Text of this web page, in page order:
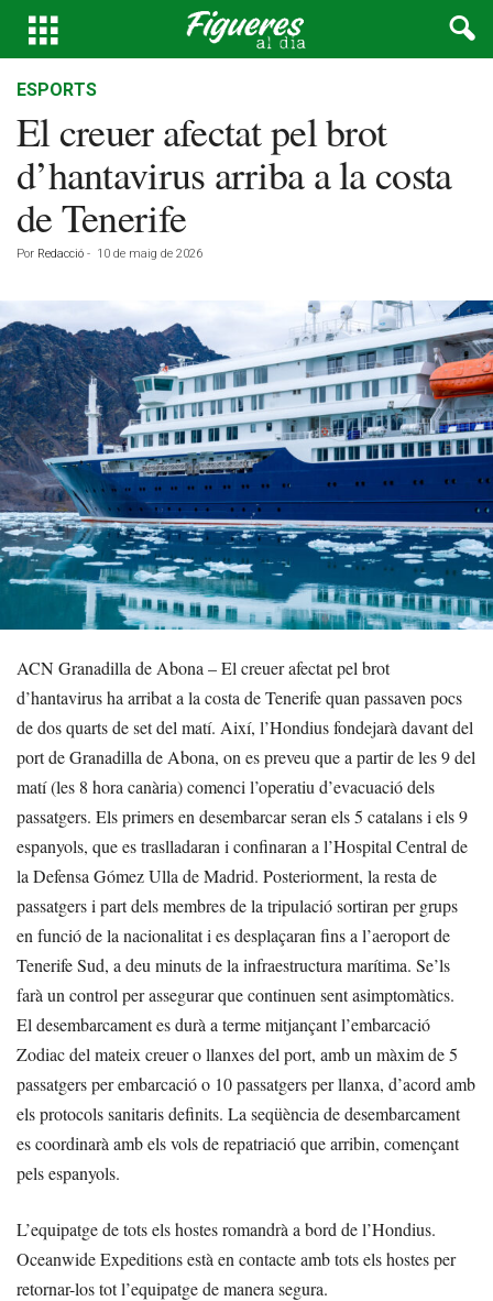
ESPORTS
El creuer afectat pel brot
d’hantavirus arriba a la costa
de Tenerife
Por Redacció - 10 de maig de 2026
ACN Granadilla de Abona – El creuer afectat pel brot
d’hantavirus ha arribat a la costa de Tenerife quan passaven pocs
de dos quarts de set del matí. Així, l’Hondius fondejarà davant del
port de Granadilla de Abona, on es preveu que a partir de les 9 del
matí (les 8 hora canària) comenci l’operatiu d’evacuació dels
passatgers. Els primers en desembarcar seran els 5 catalans i els 9
espanyols, que es traslladaran i confinaran a l’Hospital Central de
la Defensa Gómez Ulla de Madrid. Posteriorment, la resta de
passatgers i part dels membres de la tripulació sortiran per grups
en funció de la nacionalitat i es desplaçaran fins a l’aeroport de
Tenerife Sud, a deu minuts de la infraestructura marítima. Se’ls
farà un control per assegurar que continuen sent asimptomàtics.
El desembarcament es durà a terme mitjançant l’embarcació
Zodiac del mateix creuer o llanxes del port, amb un màxim de 5
passatgers per embarcació o 10 passatgers per llanxa, d’acord amb
els protocols sanitaris definits. La seqüència de desembarcament
es coordinarà amb els vols de repatriació que arribin, començant
pels espanyols.
L’equipatge de tots els hostes romandrà a bord de l’Hondius.
Oceanwide Expeditions està en contacte amb tots els hostes per
retornar-los tot l’equipatge de manera segura.